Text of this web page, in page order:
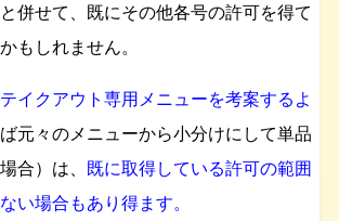
併せて、既にその他各号の許可を得て
もしれません。
イクアウト専用メニューを考案するよ
ば元々のメニューから小分けにして単品
合）は、 既に取得している許可の範囲
い場合もあり得ます。